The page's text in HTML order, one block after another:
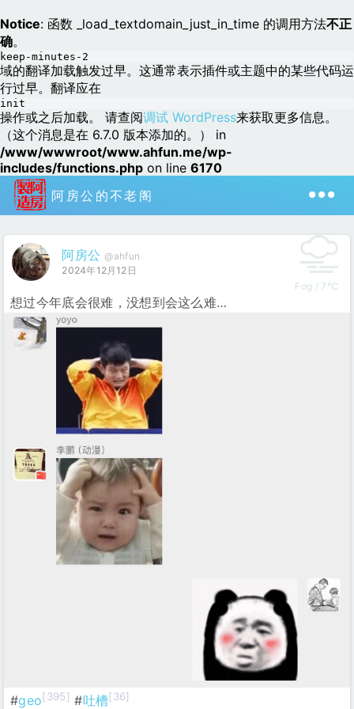
Notice: 函数 _load_textdomain_just_in_time 的调用方法不正
确。
keep-minutes-2
域的翻译加载触发过早。这通常表示插件或主题中的某些代码运
行过早。翻译应在
init
操作或之后加载。 请查阅调试 WordPress来获取更多信息。
（这个消息是在 6.7.0 版本添加的。） in
/www/wwwroot/www.ahfun.me/wp-
includes/functions.php on line 6170
阿房公的不老阁
阿房公 @ahfun
2024年12月12日
Fog / 7℃
想过今年底会很难，没想到会这么难…
#geo[395] #吐槽[36]